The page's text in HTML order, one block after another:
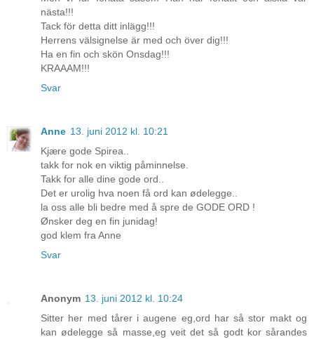
nästa!!!
Tack för detta ditt inlägg!!!
Herrens välsignelse är med och över dig!!!
Ha en fin och skön Onsdag!!!
KRAAAM!!!
Svar
Anne 13. juni 2012 kl. 10:21
Kjære gode Spirea..
takk for nok en viktig påminnelse.
Takk for alle dine gode ord..
Det er urolig hva noen få ord kan ødelegge..
la oss alle bli bedre med å spre de GODE ORD !
Ønsker deg en fin junidag!
god klem fra Anne
Svar
Anonym 13. juni 2012 kl. 10:24
Sitter her med tårer i augene eg,ord har så stor makt og
kan ødelegge så masse,eg veit det så godt kor sårandes